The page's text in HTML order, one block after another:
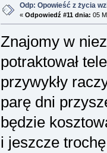
Odp: Opowieść z życia
« Odpowiedź #11 dnia: 05
Znajomy w
potraktował
przywykły
parę dni
będzie
i jeszcze